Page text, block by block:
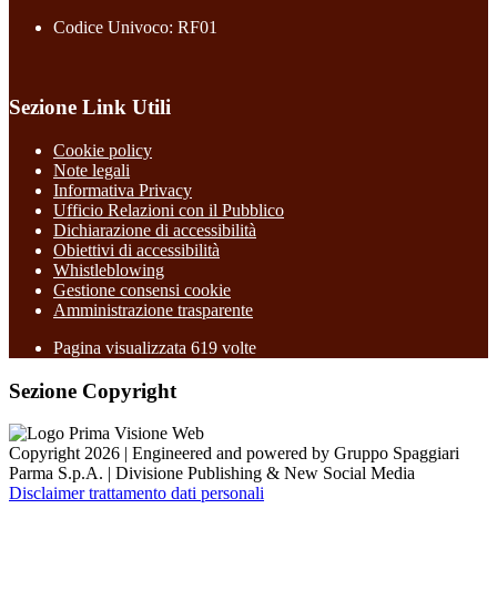
Codice Univoco: RF01
Sezione Link Utili
Cookie policy
Note legali
Informativa Privacy
Ufficio Relazioni con il Pubblico
Dichiarazione di accessibilità
Obiettivi di accessibilità
Whistleblowing
Gestione consensi cookie
Amministrazione trasparente
Pagina visualizzata 619 volte
Sezione Copyright
Copyright 2026 | Engineered and powered by Gruppo Spaggiari
Parma S.p.A. | Divisione Publishing & New Social Media
Disclaimer trattamento dati personali